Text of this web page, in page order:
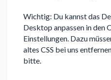
Wichtig: Du kannst das
Desktop anpassen in den
Einstellungen. Dazu
altes CSS bei uns
bitte.